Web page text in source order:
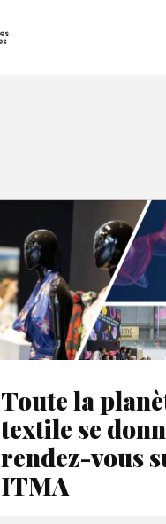
Toute la
textile se
rendez-vous
ITMA